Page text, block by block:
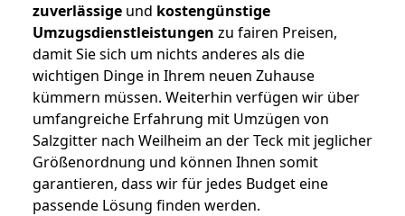
zuverlässige und kostengünstige
Umzugsdienstleistungen zu fairen Preisen,
damit Sie sich um nichts anderes als die
wichtigen Dinge in Ihrem neuen Zuhause
kümmern müssen. Weiterhin verfügen wir über
umfangreiche Erfahrung mit Umzügen von
Salzgitter nach Weilheim an der Teck mit jeglicher
Größenordnung und können Ihnen somit
garantieren, dass wir für jedes Budget eine
passende Lösung finden werden.